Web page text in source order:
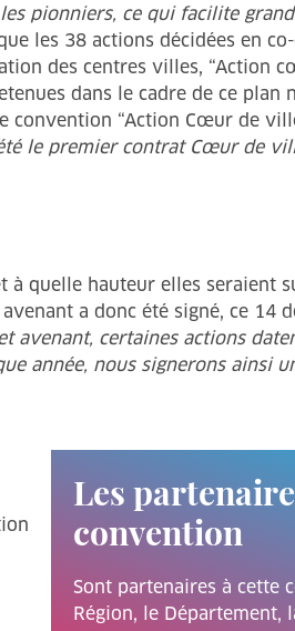
pionniers, ce qui facilite
les 38 actions décidées en
des centres villes, “Action
dans le cadre de ce plan
convention “Action Cœur de
le premier contrat Cœur de
quelle hauteur elles seraient
a donc été signé, ce 14
avenant, certaines actions
année, nous signerons ainsi
Les
convention
Sont partenaires à cette
Région, le Département,